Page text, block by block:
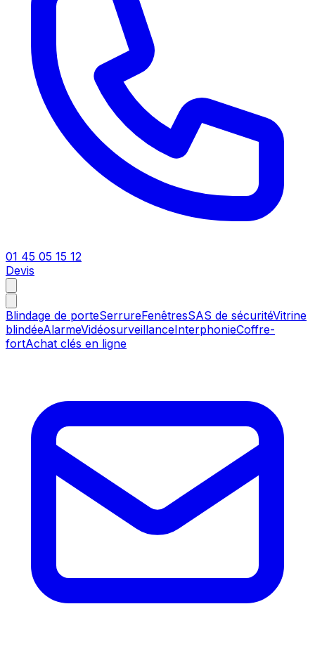
01 45 05 15 12
Devis
Blindage de porteSerrureFenêtresSAS de sécuritéVitrine
blindéeAlarmeVidéosurveillanceInterphonieCoffre-
fortAchat clés en ligne